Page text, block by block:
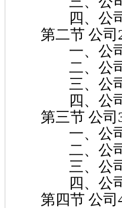
四、公司
第二节 公司
一、公司
二、公司产
三、公司
四、公司
第三节 公司
一、公司
二、公司产
三、公司
四、公司
第四节 公司